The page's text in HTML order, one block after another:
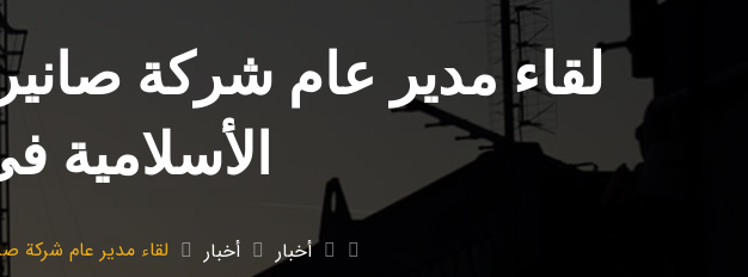
لقاء مدیر عام شرکة
الأسلامیة
أخبار أخبار لقاء مدیر عام شرکة